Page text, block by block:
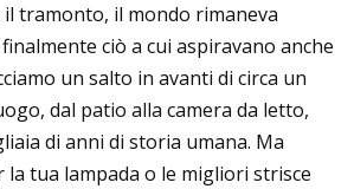
il tramonto, il mondo rimaneva
ciò a cui aspiravano anche
un salto in avanti di circa un
dal patio alla camera da letto,
di anni di storia umana. Ma
tua lampada o le migliori strisce